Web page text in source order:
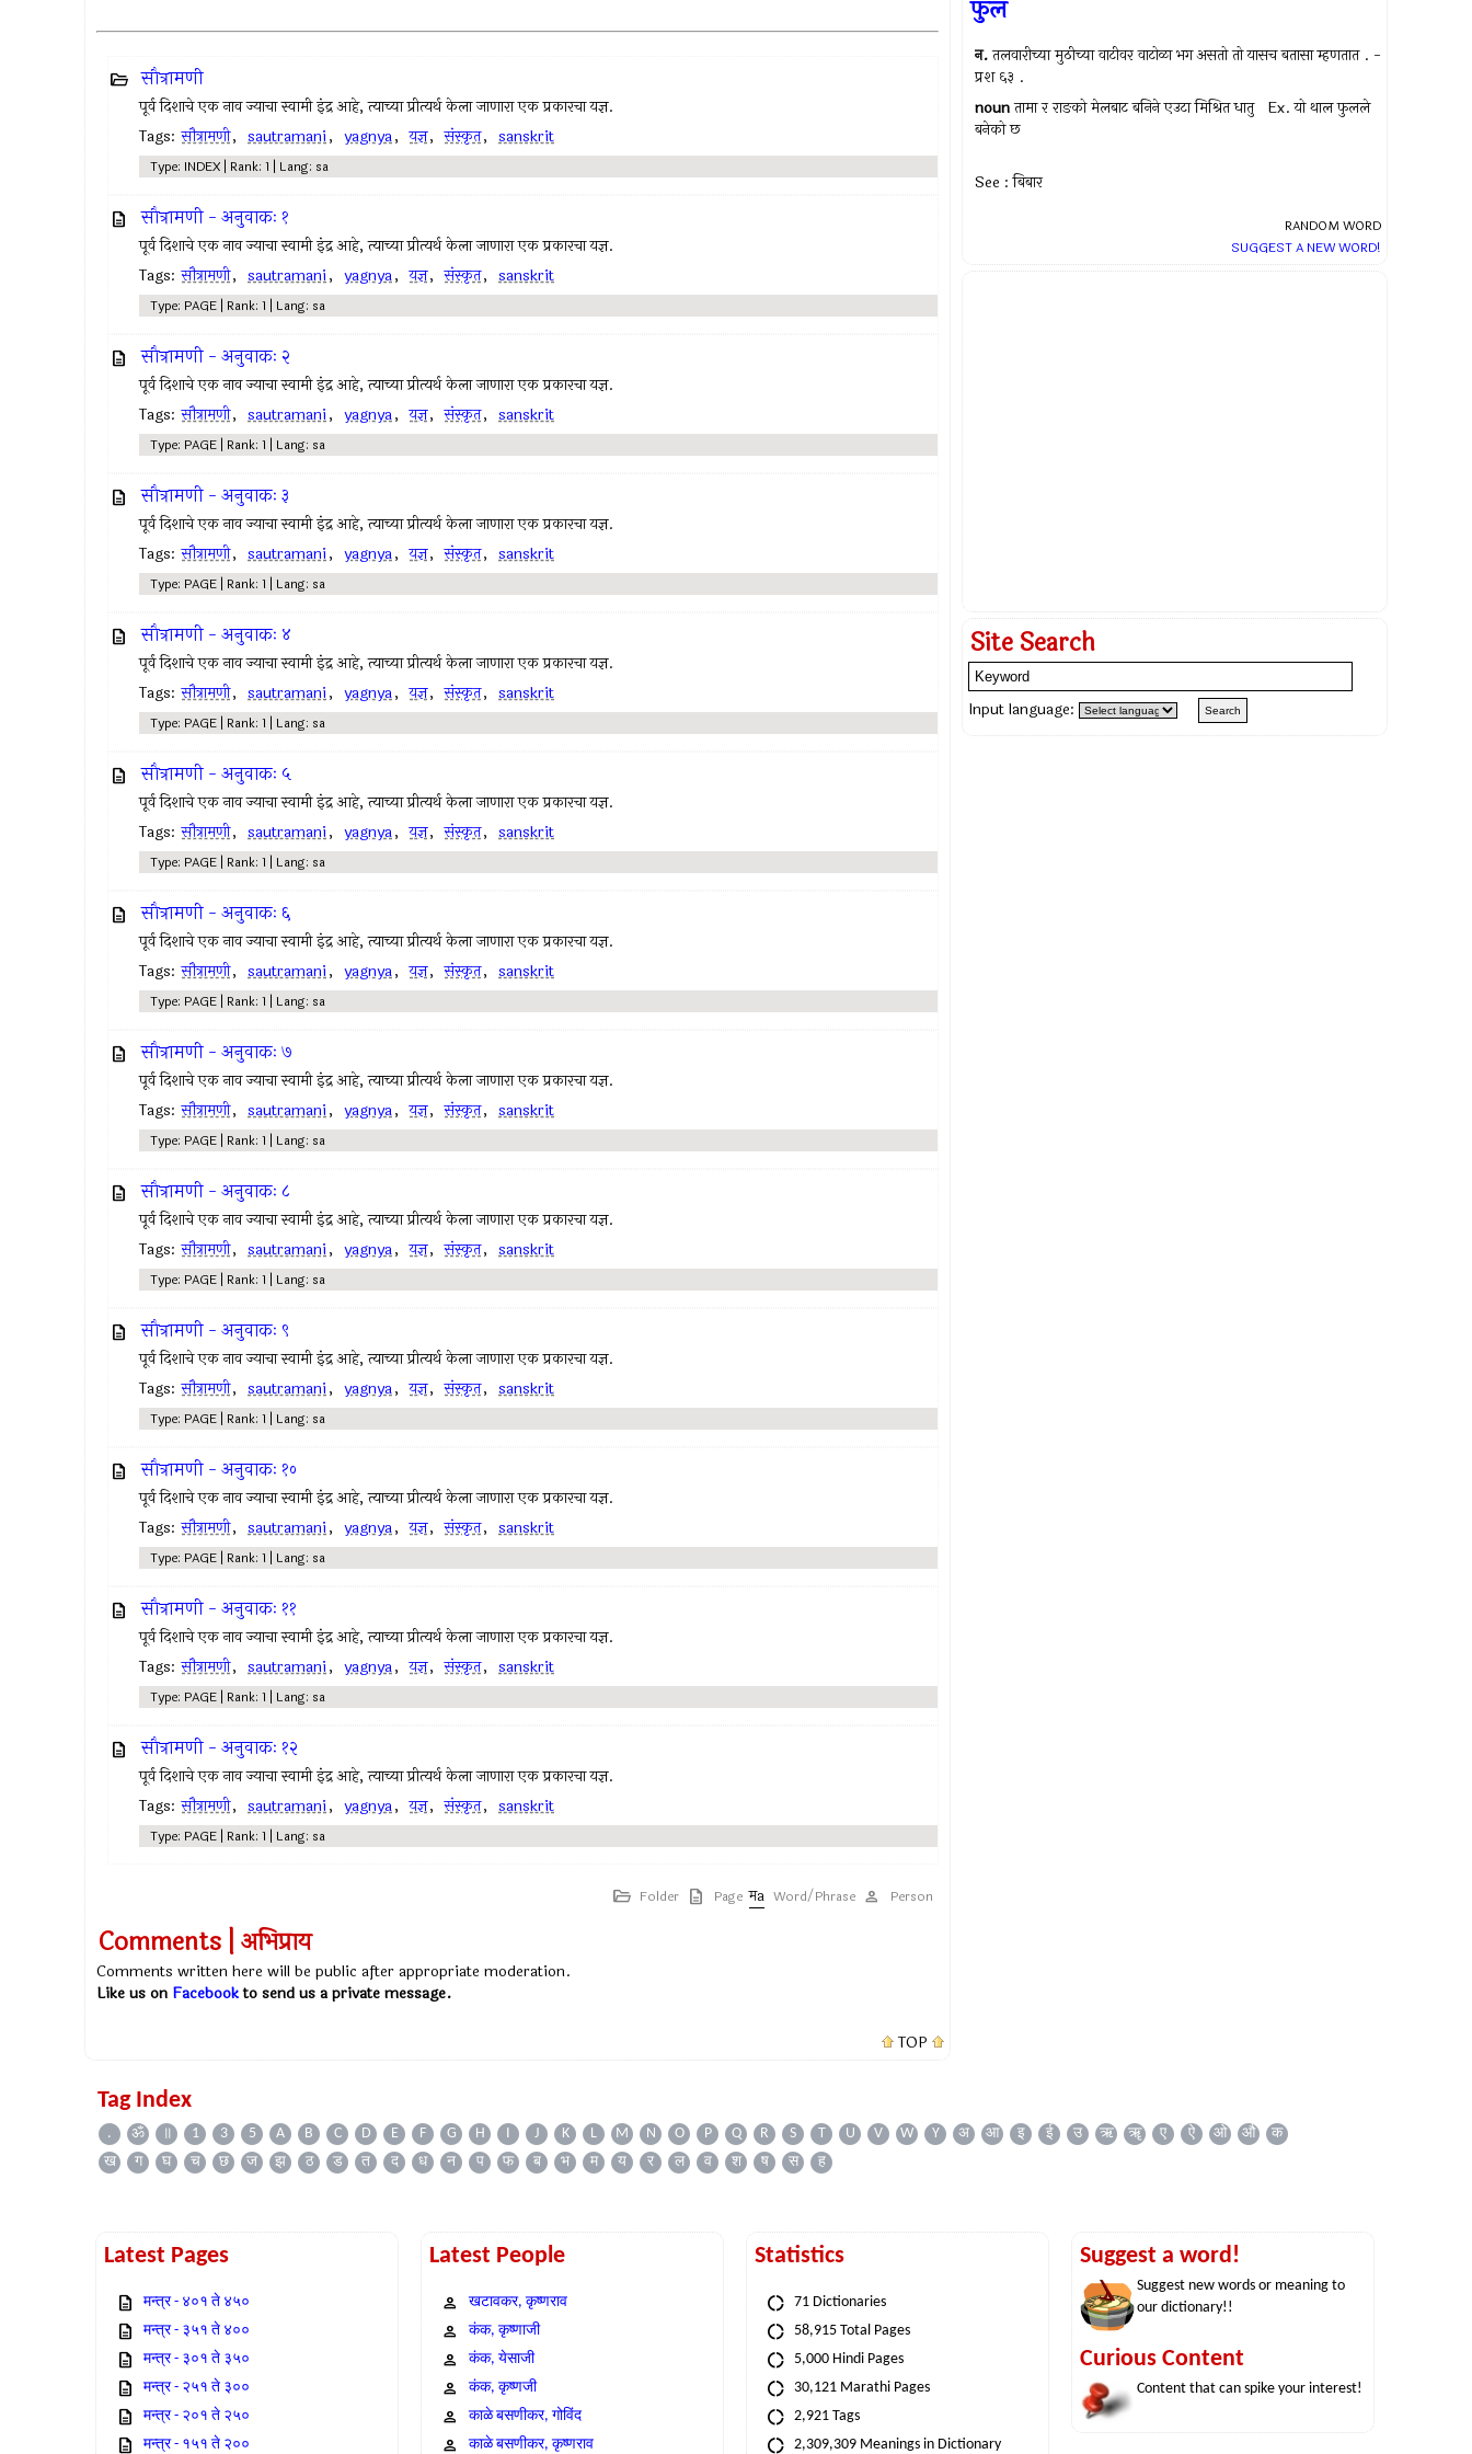
सौत्रामणी
पूर्व दिशाचे एक नाव ज्याचा स्वामी इंद्र आहे, त्याच्या प्रीत्यर्थ केला जाणारा एक प्रकारचा यज्ञ.
Tags: सौत्रामणी, sautramani, yagnya, यज्ञ, संस्कृत, sanskrit
Type: INDEX | Rank: 1 | Lang: sa
सौत्रामणी - अनुवाकः १
पूर्व दिशाचे एक नाव ज्याचा स्वामी इंद्र आहे, त्याच्या प्रीत्यर्थ केला जाणारा एक प्रकारचा यज्ञ.
Tags: सौत्रामणी, sautramani, yagnya, यज्ञ, संस्कृत, sanskrit
Type: PAGE | Rank: 1 | Lang: sa
सौत्रामणी - अनुवाकः २
पूर्व दिशाचे एक नाव ज्याचा स्वामी इंद्र आहे, त्याच्या प्रीत्यर्थ केला जाणारा एक प्रकारचा यज्ञ.
Tags: सौत्रामणी, sautramani, yagnya, यज्ञ, संस्कृत, sanskrit
Type: PAGE | Rank: 1 | Lang: sa
सौत्रामणी - अनुवाकः ३
पूर्व दिशाचे एक नाव ज्याचा स्वामी इंद्र आहे, त्याच्या प्रीत्यर्थ केला जाणारा एक प्रकारचा यज्ञ.
Tags: सौत्रामणी, sautramani, yagnya, यज्ञ, संस्कृत, sanskrit
Type: PAGE | Rank: 1 | Lang: sa
सौत्रामणी - अनुवाकः ४
पूर्व दिशाचे एक नाव ज्याचा स्वामी इंद्र आहे, त्याच्या प्रीत्यर्थ केला जाणारा एक प्रकारचा यज्ञ.
Tags: सौत्रामणी, sautramani, yagnya, यज्ञ, संस्कृत, sanskrit
Type: PAGE | Rank: 1 | Lang: sa
सौत्रामणी - अनुवाकः ५
पूर्व दिशाचे एक नाव ज्याचा स्वामी इंद्र आहे, त्याच्या प्रीत्यर्थ केला जाणारा एक प्रकारचा यज्ञ.
Tags: सौत्रामणी, sautramani, yagnya, यज्ञ, संस्कृत, sanskrit
Type: PAGE | Rank: 1 | Lang: sa
सौत्रामणी - अनुवाकः ६
पूर्व दिशाचे एक नाव ज्याचा स्वामी इंद्र आहे, त्याच्या प्रीत्यर्थ केला जाणारा एक प्रकारचा यज्ञ.
Tags: सौत्रामणी, sautramani, yagnya, यज्ञ, संस्कृत, sanskrit
Type: PAGE | Rank: 1 | Lang: sa
सौत्रामणी - अनुवाकः ७
पूर्व दिशाचे एक नाव ज्याचा स्वामी इंद्र आहे, त्याच्या प्रीत्यर्थ केला जाणारा एक प्रकारचा यज्ञ.
Tags: सौत्रामणी, sautramani, yagnya, यज्ञ, संस्कृत, sanskrit
Type: PAGE | Rank: 1 | Lang: sa
सौत्रामणी - अनुवाकः ८
पूर्व दिशाचे एक नाव ज्याचा स्वामी इंद्र आहे, त्याच्या प्रीत्यर्थ केला जाणारा एक प्रकारचा यज्ञ.
Tags: सौत्रामणी, sautramani, yagnya, यज्ञ, संस्कृत, sanskrit
Type: PAGE | Rank: 1 | Lang: sa
सौत्रामणी - अनुवाकः ९
पूर्व दिशाचे एक नाव ज्याचा स्वामी इंद्र आहे, त्याच्या प्रीत्यर्थ केला जाणारा एक प्रकारचा यज्ञ.
Tags: सौत्रामणी, sautramani, yagnya, यज्ञ, संस्कृत, sanskrit
Type: PAGE | Rank: 1 | Lang: sa
सौत्रामणी - अनुवाकः १०
पूर्व दिशाचे एक नाव ज्याचा स्वामी इंद्र आहे, त्याच्या प्रीत्यर्थ केला जाणारा एक प्रकारचा यज्ञ.
Tags: सौत्रामणी, sautramani, yagnya, यज्ञ, संस्कृत, sanskrit
Type: PAGE | Rank: 1 | Lang: sa
सौत्रामणी - अनुवाकः ११
पूर्व दिशाचे एक नाव ज्याचा स्वामी इंद्र आहे, त्याच्या प्रीत्यर्थ केला जाणारा एक प्रकारचा यज्ञ.
Tags: सौत्रामणी, sautramani, yagnya, यज्ञ, संस्कृत, sanskrit
Type: PAGE | Rank: 1 | Lang: sa
सौत्रामणी - अनुवाकः १२
पूर्व दिशाचे एक नाव ज्याचा स्वामी इंद्र आहे, त्याच्या प्रीत्यर्थ केला जाणारा एक प्रकारचा यज्ञ.
Tags: सौत्रामणी, sautramani, yagnya, यज्ञ, संस्कृत, sanskrit
Type: PAGE | Rank: 1 | Lang: sa
Folder Page Word/Phrase Person
Comments | अभिप्राय
Comments written here will be public after appropriate moderation.
Like us on Facebookto send us a private message.
TOP
फुल
न.तलवारीच्या मुठीच्या वाटीवर वाटोळा भग असतो तो यासच बतासा म्हणतात . -
प्रश ६३ .
nounतामा र राङको मेलबाट बनिने एउटा मिश्रित धातु Ex.यो थाल फुलले
बनेको छ
See : बिबार
RANDOM WORD
SUGGEST A NEW WORD!
Site Search
Input language:
Tag Index
. ॐ ॥ 1 3 5 A B C D E F G H I J K L M N O P Q R S T U V W Y अ आ इ ई उ ऋ ॠ ए ऐ ओ औ
क
ख
ग घ च छ ज झ ठ ड त द ध न प फ ब भ म य र ल व श ष स ह
Latest Pages
मन्त्र - ४०१ ते ४५०
मन्त्र - ३५१ ते ४००
मन्त्र - ३०१ ते ३५०
मन्त्र - २५१ ते ३००
मन्त्र - २०१ ते २५०
मन्त्र - १५१ ते २००
Latest People
खटावकर, कृष्णराव
कंक, कृष्णाजी
कंक, येसाजी
कंक, कृष्णजी
काळे बसणीकर, गोविंद
काळे बसणीकर, कृष्णराव
Statistics
71 Dictionaries
58,915 Total Pages
5,000 Hindi Pages
30,121 Marathi Pages
2,921 Tags
2,309,309 Meanings in Dictionary
Suggest a word!
Suggest new words or meaning to
our dictionary!!
Curious Content
Content that can spike your interest!